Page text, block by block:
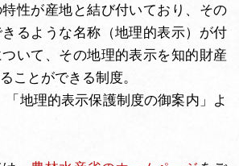
性が産地と結び付いており、その
るような名称（地理的表示）が付
いて、その地理的表示を知的財産
ことができる制度。
地理的表示保護制度の御案内」よ